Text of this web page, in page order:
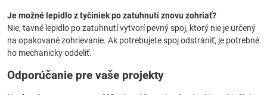
Je možné lepidlo z tyčiniek po zatuhnutí znovu zohriať?
Nie, tavné lepidlo po zatuhnutí vytvorí pevný spoj, ktorý nie je určený
na opakované zohrievanie. Ak potrebujete spoj odstrániť, je potrebné
ho mechanicky oddeliť.
Odporúčanie pre vaše projekty